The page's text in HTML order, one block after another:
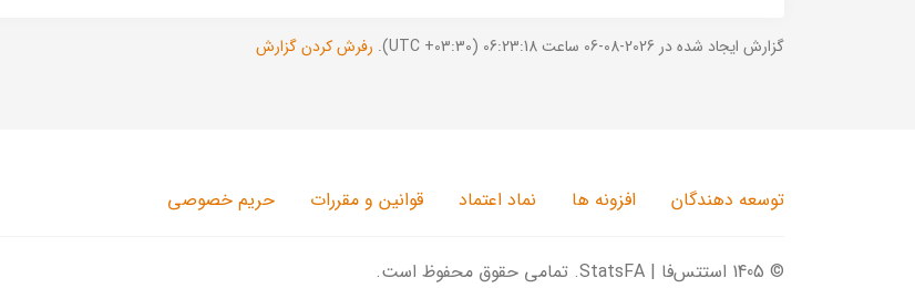
گزارش ایجاد شده در 2026-08-06 ساعت 06:23:18 (UTC +03:30). رفرش کردن گزارش
توسعه دهندگان افزونه ها نماد اعتماد قوانین و مقررات حریم خصوصی
© 1405 استتس‌فا | StatsFA. تمامی حقوق محفوظ است.